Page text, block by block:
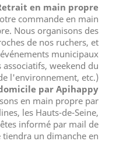
en main propre :
commande en main
Nous organisons des
de nos ruchers, et
municipaux
weekend du
l'environnement, etc.).
par Apihappy :
en main propre par
les Hauts-de-Seine,
informé par mail de
un dimanche en